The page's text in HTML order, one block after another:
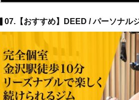
07.【おすすめ】DEED / パーソナル